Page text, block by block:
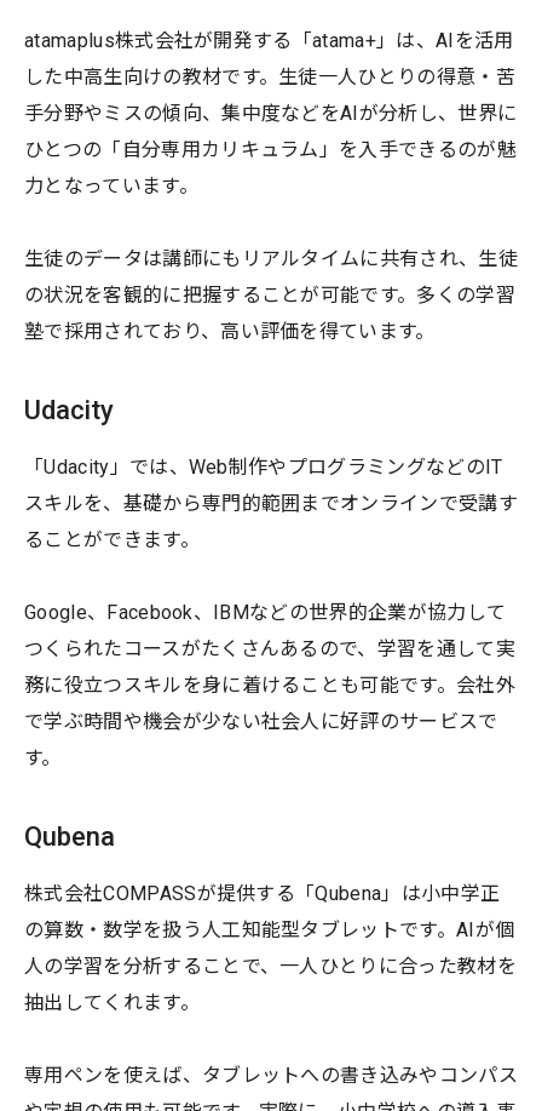
atamaplus株式会社が開発する「atama+」は、AIを活用
した中高生向けの教材です。生徒一人ひとりの得意・苦
手分野やミスの傾向、集中度などをAIが分析し、世界に
ひとつの「自分専用カリキュラム」を入手できるのが魅
力となっています。
生徒のデータは講師にもリアルタイムに共有され、生徒
の状況を客観的に把握することが可能です。多くの学習
塾で採用されており、高い評価を得ています。
Udacity
「Udacity」では、Web制作やプログラミングなどのIT
スキルを、基礎から専門的範囲までオンラインで受講す
ることができます。
Google、Facebook、IBMなどの世界的企業が協力して
つくられたコースがたくさんあるので、学習を通して実
務に役立つスキルを身に着けることも可能です。会社外
で学ぶ時間や機会が少ない社会人に好評のサービスで
す。
Qubena
株式会社COMPASSが提供する「Qubena」は小中学正
の算数・数学を扱う人工知能型タブレットです。AIが個
人の学習を分析することで、一人ひとりに合った教材を
抽出してくれます。
専用ペンを使えば、タブレットへの書き込みやコンパス